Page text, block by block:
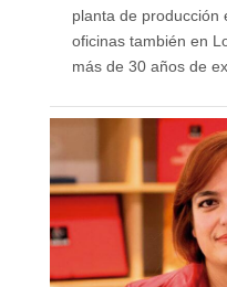
planta de producción
oficinas también en
más de 30 años de